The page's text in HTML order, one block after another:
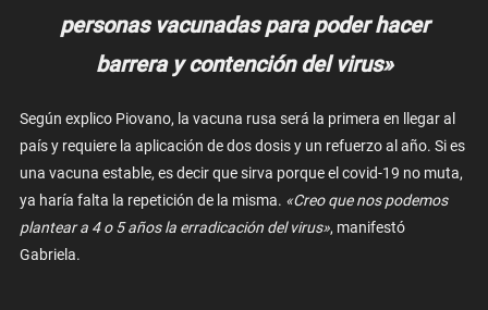
personas vacunadas para poder hacer
barrera y contención del virus»
Según explico Piovano, la vacuna rusa será la primera en llegar al
país y requiere la aplicación de dos dosis y un refuerzo al año. Si es
una vacuna estable, es decir que sirva porque el covid-19 no muta,
ya haría falta la repetición de la misma. «Creo que nos podemos
plantear a 4 o 5 años la erradicación del virus», manifestó
Gabriela.